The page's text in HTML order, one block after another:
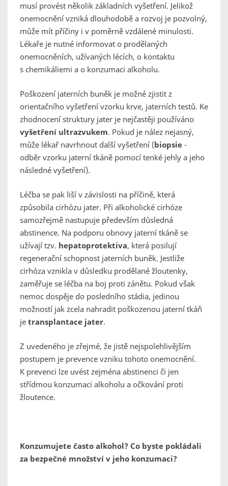
musí provést několik základních vyšetření. Jelikož
onemocnění vzniká dlouhodobě a rozvoj je pozvolný,
může mít příčiny i v poměrně vzdálené minulosti.
Lékaře je nutné informovat o prodělaných
onemocněních, užívaných lécích, o kontaktu
s chemikáliemi a o konzumaci alkoholu.
Poškození jaterních buněk je možné zjistit z
orientačního vyšetření vzorku krve, jaterních testů. Ke
zhodnocení struktury jater je nejčastěji používáno
vyšetření ultrazvukem. Pokud je nález nejasný,
může lékař navrhnout další vyšetření (biopsie -
odběr vzorku jaterní tkáně pomocí tenké jehly a jeho
následné vyšetření).
Léčba se pak liší v závislosti na příčině, která
způsobila cirhózu jater. Při alkoholické cirhóze
samozřejmě nastupuje především důsledná
abstinence. Na podporu obnovy jaterní tkáně se
užívají tzv. hepatoprotektiva, která posilují
regenerační schopnost jaterních buněk. Jestliže
cirhóza vznikla v důsledku prodělané žloutenky,
zaměřuje se léčba na boj proti zánětu. Pokud však
nemoc dospěje do posledního stádia, jedinou
možností jak zcela nahradit poškozenou jaterní tkáň
je transplantace jater.
Z uvedeného je zřejmé, že jistě nejspolehlivějším
postupem je prevence vzniku tohoto onemocnění.
K prevenci lze uvést zejména abstinenci či jen
střídmou konzumaci alkoholu a očkování proti
žloutence.
Konzumujete často alkohol? Co byste pokládali
za bezpečné množství v jeho konzumaci?